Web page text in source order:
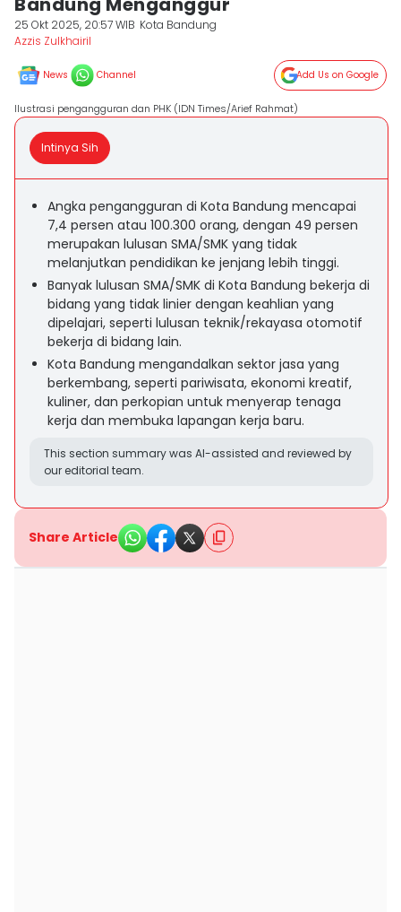
25 Okt 2025, 20:57 WIB Kota Bandung
Azzis Zulkhairil
News Channel Add Us on Google
Ilustrasi pengangguran dan PHK (IDN Times/Arief Rahmat)
Intinya Sih
Angka pengangguran di Kota Bandung mencapai
7,4 persen atau 100.300 orang, dengan 49 persen
merupakan lulusan SMA/SMK yang tidak
melanjutkan pendidikan ke jenjang lebih tinggi.
Banyak lulusan SMA/SMK di Kota Bandung bekerja di
bidang yang tidak linier dengan keahlian yang
dipelajari, seperti lulusan teknik/rekayasa otomotif
bekerja di bidang lain.
Kota Bandung mengandalkan sektor jasa yang
berkembang, seperti pariwisata, ekonomi kreatif,
kuliner, dan perkopian untuk menyerap tenaga
kerja dan membuka lapangan kerja baru.
This section summary was AI-assisted and reviewed by
our editorial team.
Share Article